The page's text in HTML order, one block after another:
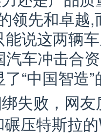
领先和卓
说这两辆
车冲击合
“中国智造